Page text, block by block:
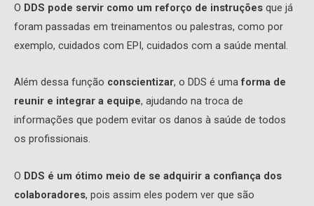
O DDS pode servir como um reforço de instruções que já
foram passadas em treinamentos ou palestras, como por
exemplo, cuidados com EPI, cuidados com a saúde mental.
Além dessa função conscientizar, o DDS é umaforma de
reunir e integrar a equipe, ajudando na troca de
informações que podem evitar os danos à saúde de todos
os profissionais.
O DDS é um ótimo meio de se adquirir a confiança dos
colaboradores, pois assim eles podem ver que são